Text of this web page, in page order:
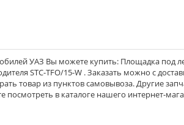
УАЗ Вы можете купить: Площадка под
STC-TFO/15-W . Заказать можно с
товар из пунктов самовывоза. Другие
в каталоге нашего интернет-